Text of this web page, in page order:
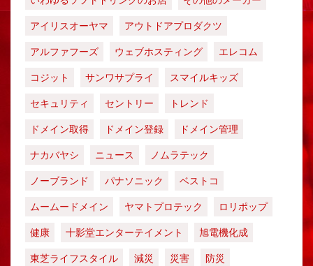
アイリスオーヤマ
アウトドアプロダクツ
アルファフーズ
ウェブホスティング
エレコム
コジット
サンワサプライ
スマイルキッズ
セキュリティ
セントリー
トレンド
ドメイン取得
ドメイン登録
ドメイン管理
ナカバヤシ
ニュース
ノムラテック
ノーブランド
パナソニック
ベストコ
ムームードメイン
ヤマトプロテック
ロリポップ
健康
十影堂エンターテイメント
旭電機化成
東芝ライフスタイル
減災 災害
防災